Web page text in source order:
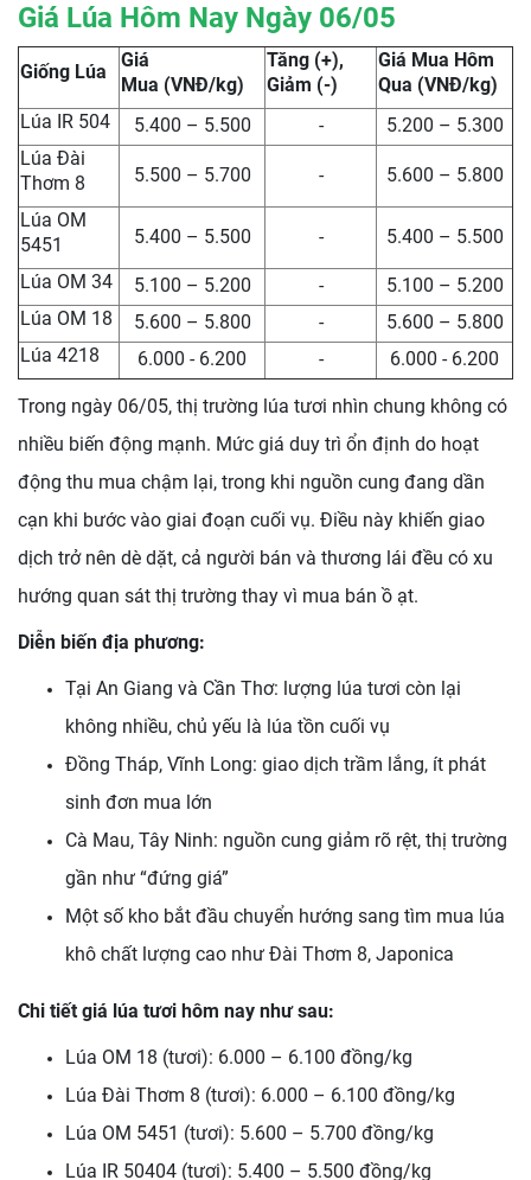
Giá Lúa Hôm Nay Ngày 06/05
Giống Lúa
Giá
Mua (VNĐ/kg)
Tăng (+),
Giảm (-)
Giá Mua Hôm
Qua (VNĐ/kg)
Lúa IR 504
5.400 – 5.500 -
5.200 – 5.300
Lúa Đài
Thơm 8
5.500 – 5.700 -
5.600 – 5.800
Lúa OM
5451
5.400 – 5.500 -
5.400 – 5.500
Lúa OM 34
5.100 – 5.200 -
5.100 – 5.200
Lúa OM 18
5.600 – 5.800 -
5.600 – 5.800
Lúa 4218
6.000 - 6.200 - 6.000 - 6.200
Trong ngày 06/05, thị trường lúa tươi nhìn chung không có
nhiều biến động mạnh. Mức giá duy trì ổn định do hoạt
động thu mua chậm lại, trong khi nguồn cung đang dần
cạn khi bước vào giai đoạn cuối vụ. Điều này khiến giao
dịch trở nên dè dặt, cả người bán và thương lái đều có xu
hướng quan sát thị trường thay vì mua bán ồ ạt.
Diễn biến địa phương:
Tại An Giang và Cần Thơ: lượng lúa tươi còn lại
không nhiều, chủ yếu là lúa tồn cuối vụ
Đồng Tháp, Vĩnh Long: giao dịch trầm lắng, ít phát
sinh đơn mua lớn
Cà Mau, Tây Ninh: nguồn cung giảm rõ rệt, thị trường
gần như “đứng giá”
Một số kho bắt đầu chuyển hướng sang tìm mua lúa
khô chất lượng cao như Đài Thơm 8, Japonica
Chi tiết giá lúa tươi hôm nay như sau:
Lúa OM 18 (tươi): 6.000 – 6.100 đồng/kg
Lúa Đài Thơm 8 (tươi): 6.000 – 6.100 đồng/kg
Lúa OM 5451 (tươi): 5.600 – 5.700 đồng/kg
Lúa IR 50404 (tươi): 5.400 – 5.500 đồng/kg